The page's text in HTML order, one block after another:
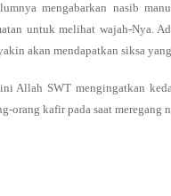
mengabarkan nasib
untuk melihat wajah-Nya.
akan mendapatkan siksa
Allah SWT mengingatkan
orang kafir pada saat meregang